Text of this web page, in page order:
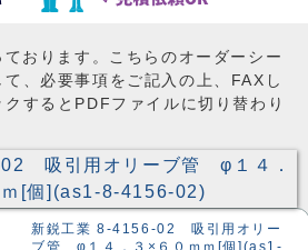
おります。こちらのオーダーシー
て、必要事項をご記入の上、FAXし
するとPDFファイルに切り替わり
新鋭工業 8-4156-02 吸引用オリー
ブ管 φ１４．３×６０ｍｍ[個](as1-